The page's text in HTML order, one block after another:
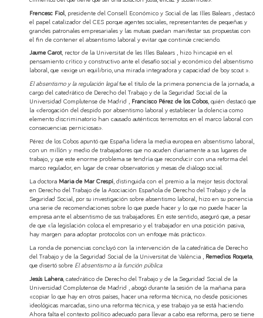
Frencesc Fiol
, presidente del Consell Económico y Social de las Illes Balears , destacó
el papel catalizador del CES porque agentes sociales, representantes de pequeñas y
grandes patronales empresariales y las mutuas puedan manifestar sus propuestas con
el fin de contener el absentismo laboral y evitar que continúe creciendo.
Jaume Carot, rector de la Universitat de les Illes Balears , hizo hincapié en el
pensamiento crítico y constructivo ante el desafío social y económico del absentismo
laboral, que «exige un equilibrio, una mirada integradora y capacidad de boy scout ».
El absentismo y la regulación legalfue el título de la primera ponencia de la jornada, a
cargo del catedrático de Derecho del Trabajo y de la Seguridad Social de la
Universidad Complutense de Madrid , Francisco Pérez de los Cobos, quién destacó que
la «derogación del despido por absentismo laboral y establecer la dolencia como
elemento discriminatorio han causado auténticos terremotos en el marco laboral con
consecuencias perniciosas».
Pérez de los Cobos apuntó que España lidera la media europea en absentismo laboral,
con un millón y medio de trabajadores que no acuden diariamente a sus lugares de
trabajo, y que este enorme problema se tendría que reconducir con una reforma del
marco regulador, en lugar de crear observatorios y mesas de diálogo social.
La doctora Maria de Mar Crespí , distinguida con el premio a la mejor tesis doctoral
en Derecho del Trabajo de la Asociación Española de Derecho del Trabajo y de la
Seguridad Social, por su investigación sobre absentismo laboral, hizo en su ponencia
una serie de recomendaciones sobre lo que puede hacer y lo que no puede hacer la
empresa ante el absentismo de sus trabajadores. En este sentido, aseguró que, a pesar
de que «la legislación coloca el empresario y el trabajador en una posición pasiva,
hay margen para adoptar protocolos con un enfoque más práctico».
La ronda de ponencias concluyó con la intervención de la catedrática de Derecho
del Trabajo y de la Seguridad Social de la Universitat de València , Remedios Roqueta,
que disertó sobre El absentismo a la función pública.
Jesús Lahera, catedrático de Derecho del Trabajo y de la Seguridad Social de la
Universidad Complutense de Madrid , abogó durante la sesión de la mañana para
«copiar lo que hay en otros países, hacer una reforma técnica, no desde posiciones
ideológicas marcadas, sino una reforma técnica, y ese trabajo ya se está haciendo.
Ahora falta el contexto político adecuado para llevar a cabo esa reforma, pero se tiene